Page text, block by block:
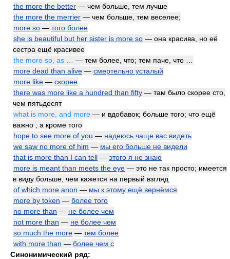
the more the better — чем больше, тем лучше
the more the merrier — чем больше, тем веселее;
more so — того более
she is beautiful but her sister is more so — она красива, но её
сестра ещё красивее
the more so, as …
— тем более, что; тем паче, что …
more dead than alive — смертельно усталый
more like — скорее
there was more like a hundred than fifty — там было скорее сто,
чем пятьдесят
what is more, and more — и вдобавок; больше того; что ещё
важно ; а кроме того
hope to see more of you — надеюсь чаще вас видеть
we saw no more of him — мы его больше не видели
that is more than I can tell — этого я не знаю
more is meant than meets the eye — это не так просто; имеется
в виду больше, чем кажется на первый взгляд
of which more anon — мы к этому ещё вернёмся
more by token — более того
no more than — не более чем
not more than — не более чем
so much the more — тем более
with more than — более чем с
Синонимический ряд: